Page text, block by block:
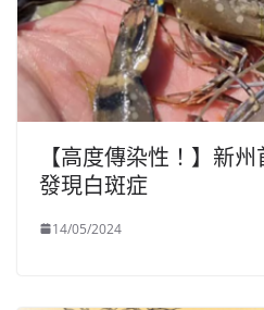
【高度傳染性！】新
發現白斑症
14/05/2024